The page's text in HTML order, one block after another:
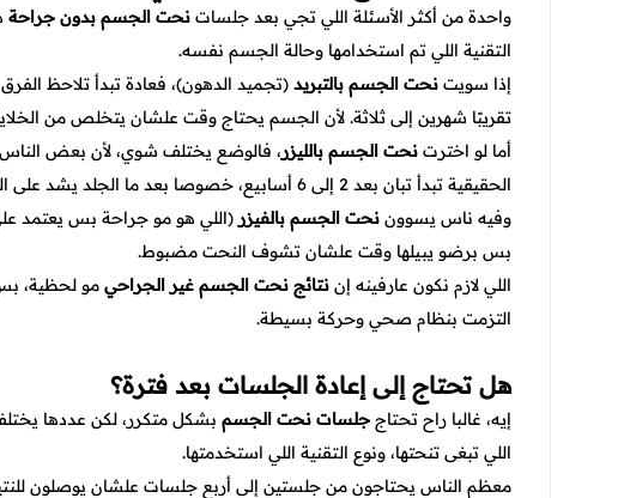
واحدة من أكثر الأسئلة اللي تجي بعد جلسات نحت الجسم بدون جراحة
التقنية اللي تم استخدامها وحالة الجسم نفسه.
إذا سويت نحت الجسم بالتبريد
تقريبًا شهرين إلى ثلاثة. لأن الجسم يحتاج وقت علشان يتخلص من
أما لو اخترت نحت الجسم بالليزر، فالوضع يختلف شوي، لأن بعض
الحقيقية تبدأ تبان بعد 2 إلى 6 أسابيع، خصوصا بعد ما الجلد يشد على المنطقة.
وفيه ناس يسوون نحت الجسم بالفيزر (اللي هو مو جراحة بس يعتمد
بس برضو يبيلها وقت علشان تشوف النحت مضبوط.
اللي لازم نكون عارفينه إن نتائج نحت الجسم غير الجراحي مو لحظية،
التزمت بنظام صحي وحركة بسيطة.
هل تحتاج إلى إعادة الجلسات بعد فترة؟
إيه، غالبا راح تحتاج جلسات نحت الجسم بشكل متكرر، لكن عددها
اللي تبغى تنحتها، ونوع التقنية اللي استخدمتها.
معظم الناس يحتاجون من جلستين إلى أربع جلسات علشان يوصلون